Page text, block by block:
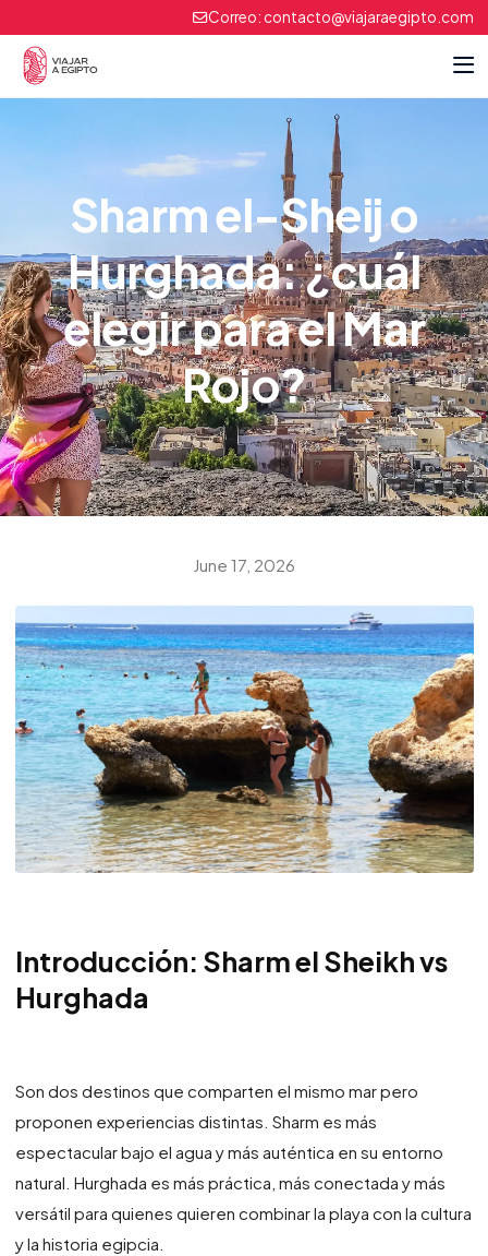
Correo: contacto@viajaraegipto.com
Sharm el-Sheij o
Hurghada: ¿cuál
elegir para el Mar
Rojo?
June 17, 2026
Introducción: Sharm el Sheikh vs
Hurghada
Son dos destinos que comparten el mismo mar pero
proponen experiencias distintas. Sharm es más
espectacular bajo el agua y más auténtica en su entorno
natural. Hurghada es más práctica, más conectada y más
versátil para quienes quieren combinar la playa con la cultura
y la historia egipcia.